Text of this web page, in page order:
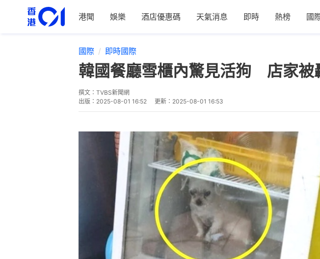
港聞 娛樂 酒店優惠碼 天氣消息 即時 熱榜 國
國際 即時國際
韓國餐廳雪櫃內驚見活狗 店家
撰文： TVBS新聞網
出版： 2025-08-01 16:52 更新： 2025-08-01 16:53